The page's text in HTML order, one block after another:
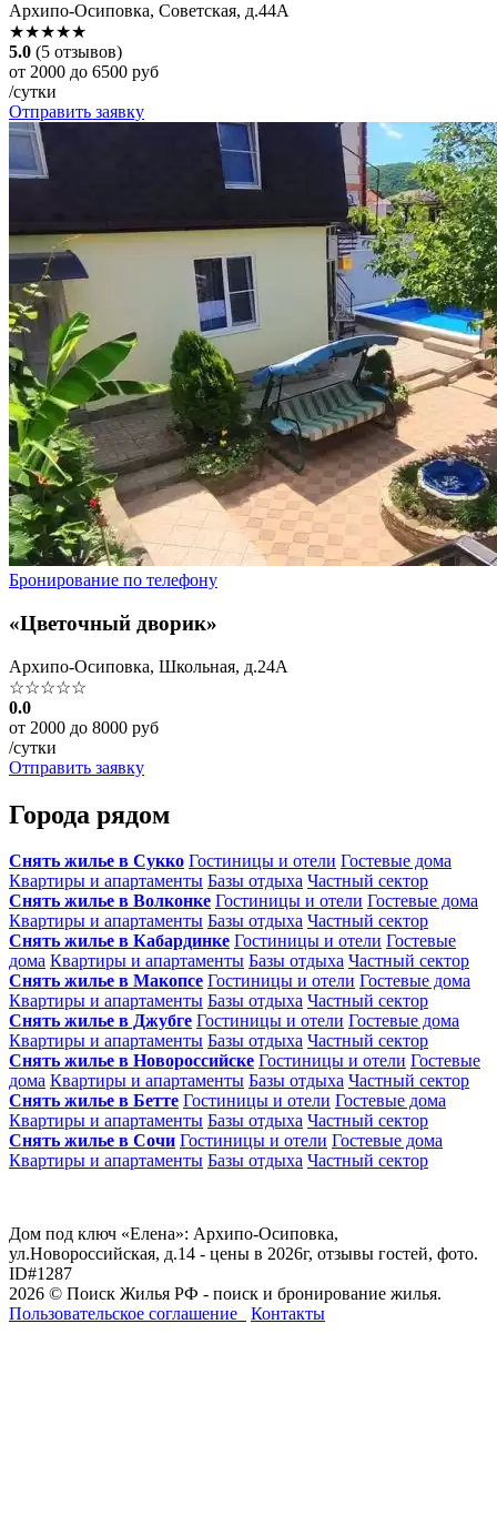
Архипо-Осиповка, Советская, д.44А
★★★★★
5.0 (5 отзывов)
от 2000 до 6500 руб
/сутки
Отправить заявку
Бронирование по телефону
«Цветочный дворик»
Архипо-Осиповка, Школьная, д.24А
☆☆☆☆☆
0.0
от 2000 до 8000 руб
/сутки
Отправить заявку
Города рядом
Снять жилье в Сукко Гостиницы и отели Гостевые дома
Квартиры и апартаменты Базы отдыха Частный сектор
Снять жилье в Волконке Гостиницы и отели Гостевые дома
Квартиры и апартаменты Базы отдыха Частный сектор
Снять жилье в Кабардинке Гостиницы и отели Гостевые
дома Квартиры и апартаменты Базы отдыха Частный сектор
Снять жилье в Макопсе Гостиницы и отели Гостевые дома
Квартиры и апартаменты Базы отдыха Частный сектор
Снять жилье в Джубге Гостиницы и отели Гостевые дома
Квартиры и апартаменты Базы отдыха Частный сектор
Снять жилье в Новороссийске Гостиницы и отели Гостевые
дома Квартиры и апартаменты Базы отдыха Частный сектор
Снять жилье в Бетте Гостиницы и отели Гостевые дома
Квартиры и апартаменты Базы отдыха Частный сектор
Снять жилье в Сочи Гостиницы и отели Гостевые дома
Квартиры и апартаменты Базы отдыха Частный сектор
Дом под ключ «Елена»: Архипо-Осиповка,
ул.Новороссийская, д.14 - цены в 2026г, отзывы гостей, фото.
ID#1287
2026 © Поиск Жилья РФ - поиск и бронирование жилья.
Пользовательское соглашение
Контакты